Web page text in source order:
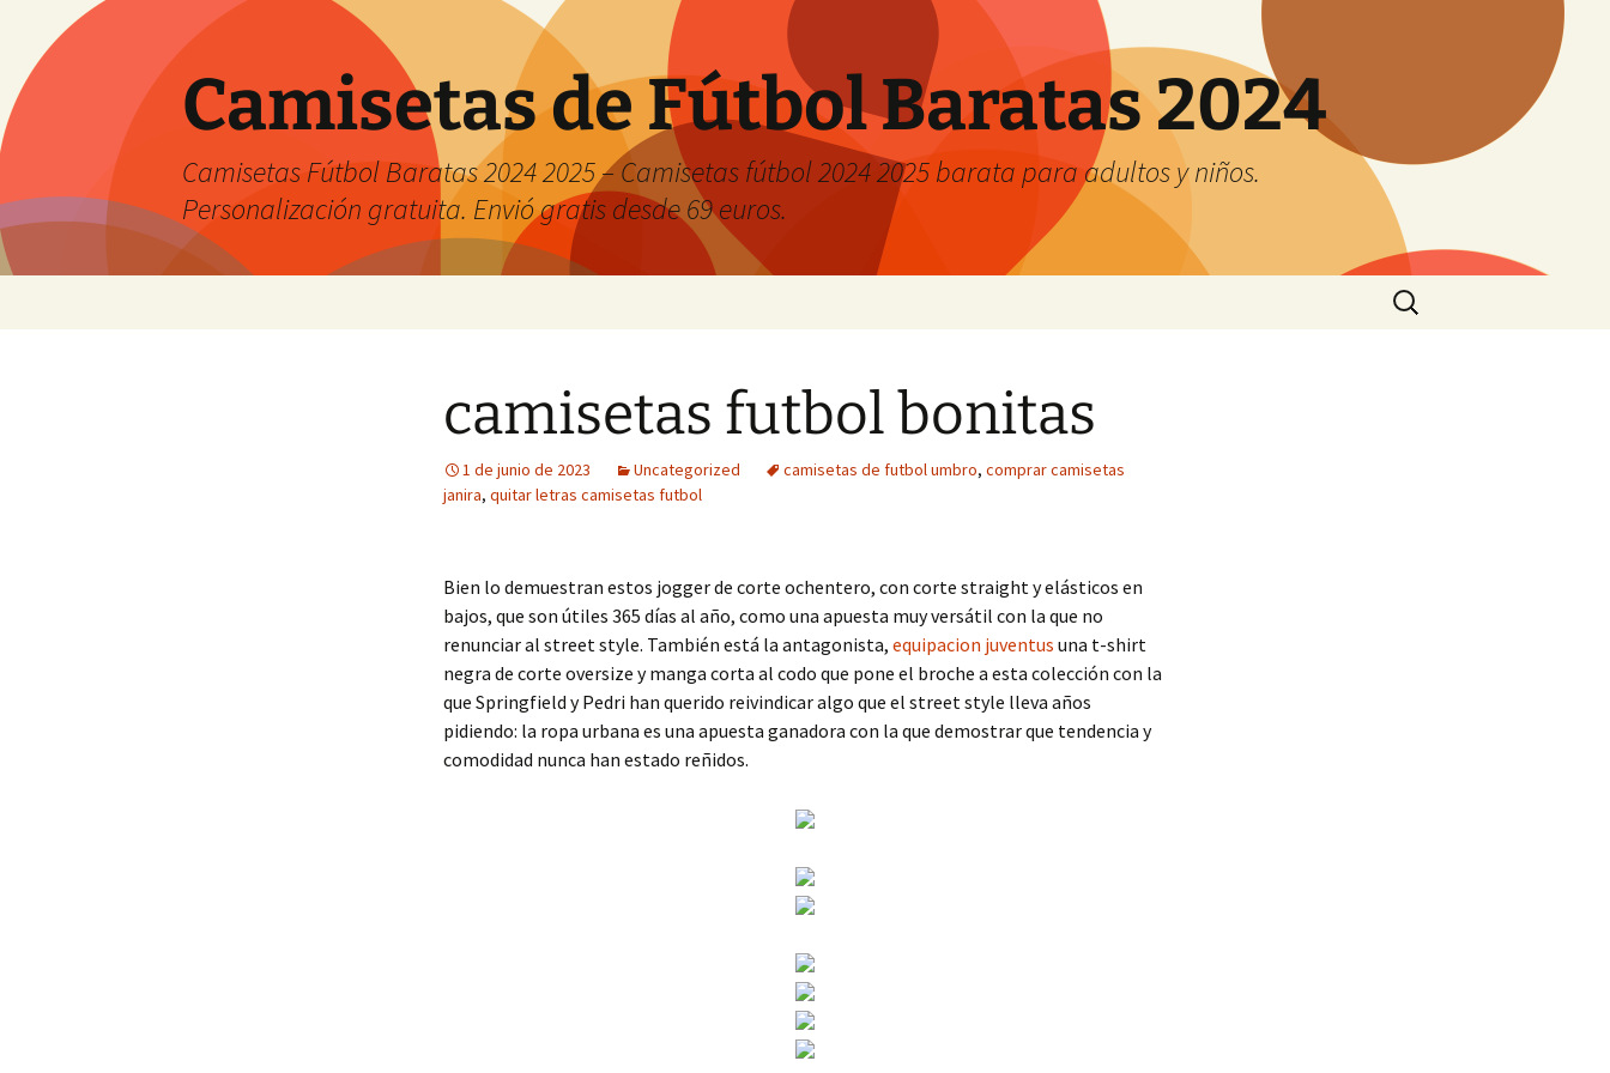
Camisetas de Fútbol Baratas 2024
Camisetas Fútbol Baratas 2024 2025 – Camisetas fútbol 2024 2025 barata para adultos y niños.
Personalización gratuita. Envió gratis desde 69 euros.
Buscar:
camisetas futbol bonitas
1 de junio de 2023 Uncategorized camisetas de futbol umbro, comprar camisetas
janira, quitar letras camisetas futbol
Bien lo demuestran estos jogger de corte ochentero, con corte straight y elásticos en
bajos, que son útiles 365 días al año, como una apuesta muy versátil con la que no
renunciar al street style. También está la antagonista, equipacion juventus una t-shirt
negra de corte oversize y manga corta al codo que pone el broche a esta colección con la
que Springfield y Pedri han querido reivindicar algo que el street style lleva años
pidiendo: la ropa urbana es una apuesta ganadora con la que demostrar que tendencia y
comodidad nunca han estado reñidos.